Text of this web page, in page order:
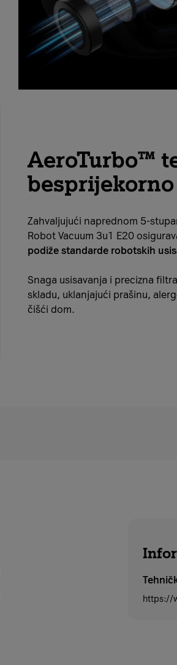
AeroTurbo™
Zahvaljujući naprednom 5-
Robot Vacuum 3u1 E20
podiže standarde robotskih
Snaga usisavanja i precizna
skladu, uklanjajući prašinu,
čišći dom.
https://